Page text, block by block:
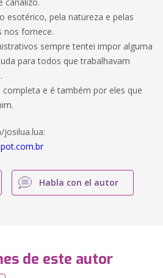
esotérico, pela natureza e pelas
nos fornece.
sempre tentei impor alguma
para todos que trabalhavam
e é também por eles que
Habla con el autor
de este autor